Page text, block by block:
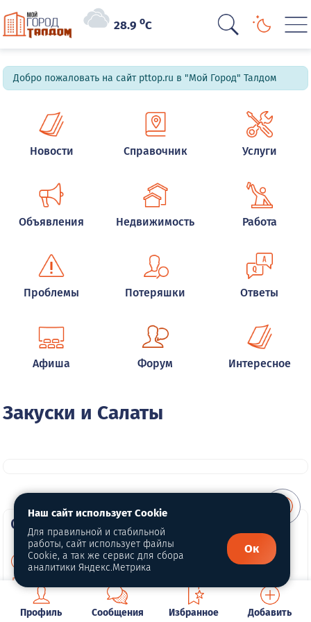
28.9oC
Добро пожаловать на сайт pttop.ru в "Мой Город" Талдом
Новости Справочник Услуги
Объявления Недвижимость Работа
Проблемы Потеряшки Ответы
Афиша Форум Интересное
Закуски и Салаты
О портале
О нас
Политика конфиденциальности
Обработка персональных данных
Профиль Сообщения Избранное Добавить
Наш сайт использует Cookie
Для правильной и стабильной
работы, сайт использует файлы
Cookie, а так же сервис для сбора
аналитики Яндекс.Метрика
Ок